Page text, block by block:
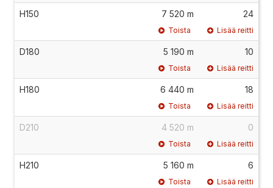
H150 7 520 m 24
Toista Lisää reitti
D180 5 190 m 10
Toista Lisää reitti
H180 6 440 m 18
Toista Lisää reitti
D210 4 520 m 0
Toista Lisää reitti
H210 5 160 m 6
Toista Lisää reitti